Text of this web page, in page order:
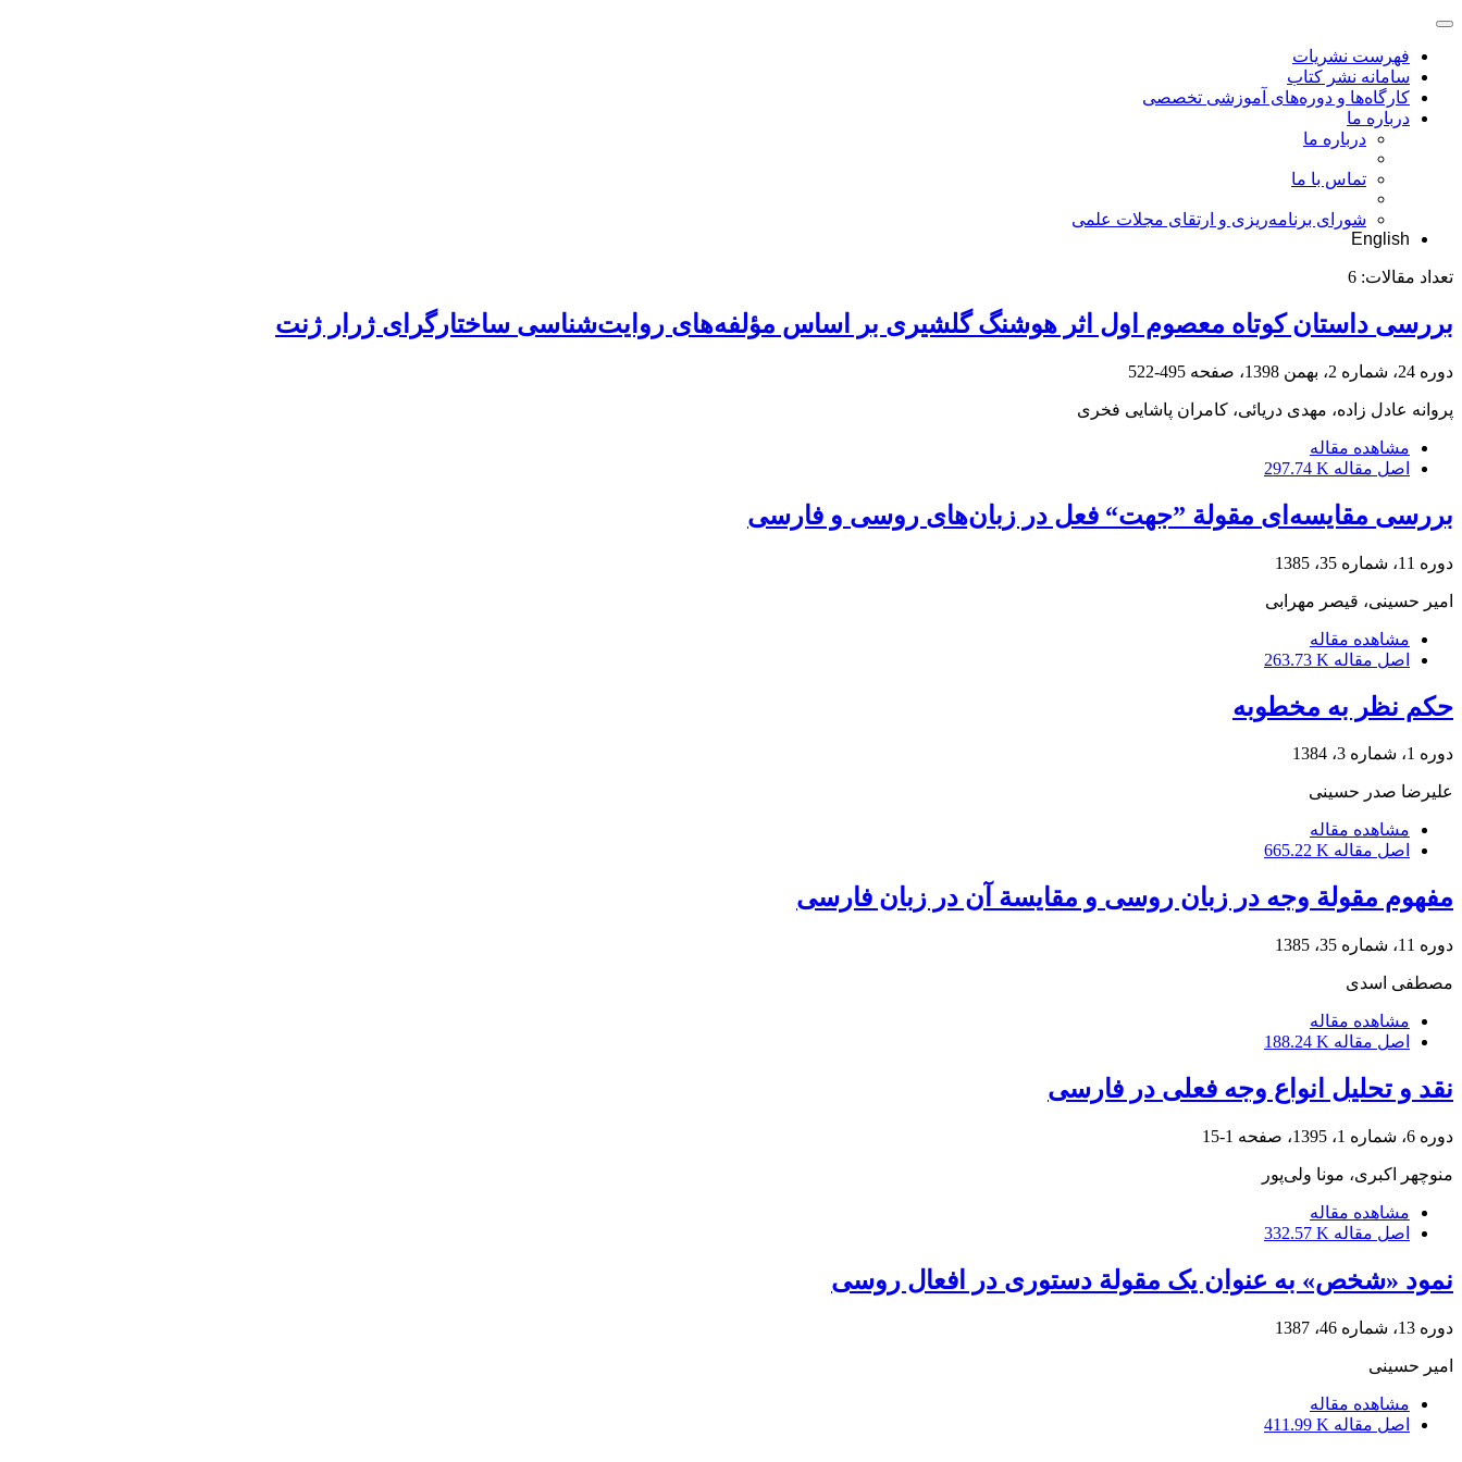
فهرست نشریات
سامانه نشر کتاب
کارگاه‌ها و دوره‌های آموزشی تخصصی
درباره ما
درباره ما
تماس با ما
شورای برنامه‌ریزی و ارتقای مجلات علمی
English
تعداد مقالات: 6
بررسی داستان کوتاه معصوم اول اثر هوشنگ گلشیری بر اساس مؤلفه‌های روایت‌شناسی ساختارگرای ژرار ژنت
دوره 24، شماره 2، بهمن 1398، صفحه 495-522
پروانه عادل زاده، مهدی دریائی، کامران پاشایی فخری
مشاهده مقاله
اصل مقاله 297.74 K
بررسی مقایسه‌ای مقولة ”جهت“ فعل در زبان‌های روسی و فارسی
دوره 11، شماره 35، 1385
امیر حسینی، قیصر مهرابی
مشاهده مقاله
اصل مقاله 263.73 K
حکم نظر به مخطوبه
دوره 1، شماره 3، 1384
علیرضا صدر حسینی
مشاهده مقاله
اصل مقاله 665.22 K
مفهوم مقولة وجه در زبان روسی و مقایسة آن در زبان فارسی
دوره 11، شماره 35، 1385
مصطفی اسدی
مشاهده مقاله
اصل مقاله 188.24 K
نقد و تحلیل انواع وجه فعلی در فارسی
دوره 6، شماره 1، 1395، صفحه 1-15
منوچهر اکبری، مونا ولی‌پور
مشاهده مقاله
اصل مقاله 332.57 K
نمود «شخص» به عنوان یک مقولة دستوری در افعال روسی
دوره 13، شماره 46، 1387
امیر حسینی
مشاهده مقاله
اصل مقاله 411.99 K